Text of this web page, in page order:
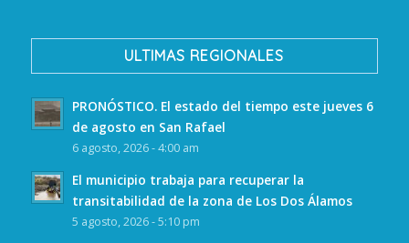
ULTIMAS REGIONALES
PRONÓSTICO. El estado del tiempo este jueves 6
de agosto en San Rafael
6 agosto, 2026 - 4:00 am
El municipio trabaja para recuperar la
transitabilidad de la zona de Los Dos Álamos
5 agosto, 2026 - 5:10 pm